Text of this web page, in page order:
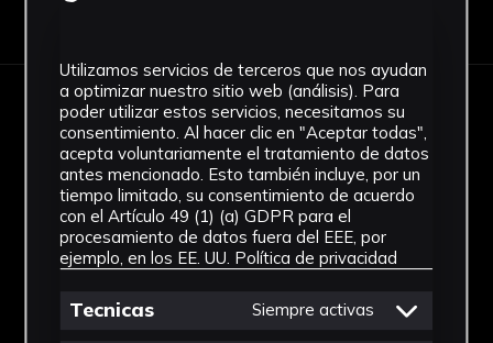
IMÁGENES
Utilizamos servicios de terceros que nos ayudan
a optimizar nuestro sitio web (análisis). Para
poder utilizar estos servicios, necesitamos su
consentimiento. Al hacer clic en "Aceptar todas",
acepta voluntariamente el tratamiento de datos
antes mencionado. Esto también incluye, por un
tiempo limitado, su consentimiento de acuerdo
con el Artículo 49 (1) (a) GDPR para el
procesamiento de datos fuera del EEE, por
ejemplo, en los EE. UU. Política de privacidad
Tecnicas Siempre activas